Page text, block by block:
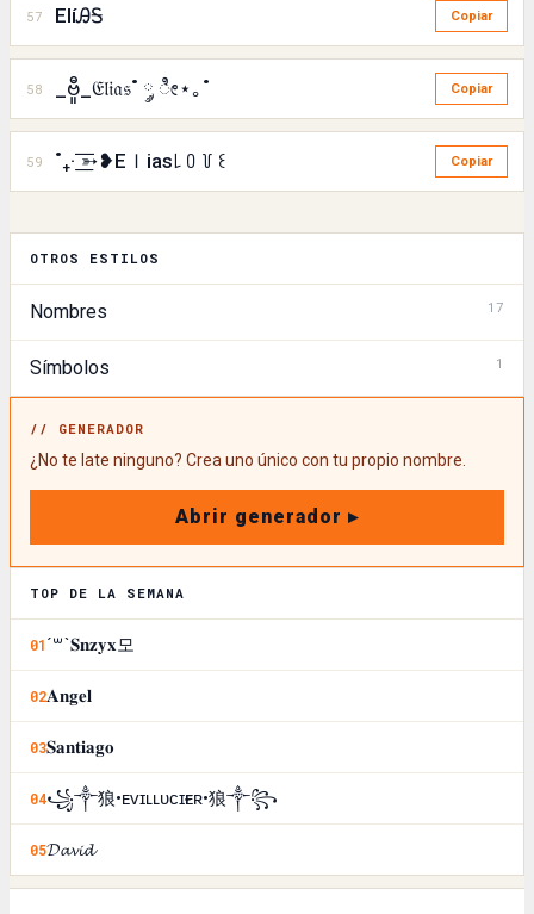
57 ElíᎯᎦ Copiar
58 _ဗီူ_𝔈𝔩𝔦𝔞𝔰˚ ༘ ೀ⋆｡˚ Copiar
59 ˚₊· ͟͟͞͞➳❥Eｌias꒒ ꒩ ꒦ ꒰ Copiar
OTROS ESTILOS
Nombres 17
Símbolos 1
// GENERADOR
¿No te late ninguno? Crea uno único con tu propio nombre.
Abrir generador ▸
TOP DE LA SEMANA
01´꒳`𝐒𝐧𝐳𝐲𝐱모
02𝐀𝐧𝐠𝐞𝐥
03𝐒𝐚𝐧𝐭𝐢𝐚𝐠𝐨
04꧁༒狼•ᴇᴠɪʟㅤʟᴜᴄɪғᴇʀ•狼༒꧂
05𝓓𝓪𝓿𝓲𝓭